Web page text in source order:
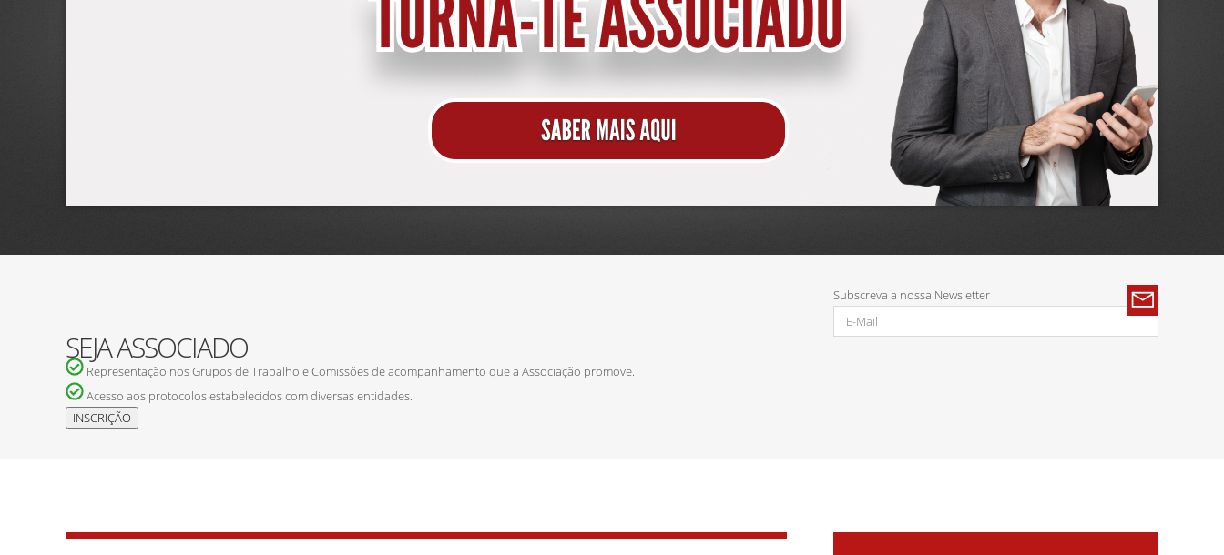
Parcerias:
Subscreva a nossa Newsletter
SEJA ASSOCIADO
Representação nos Grupos de Trabalho e Comissões de acompanhamento que a Associação promove.
Acesso aos protocolos estabelecidos com diversas entidades.